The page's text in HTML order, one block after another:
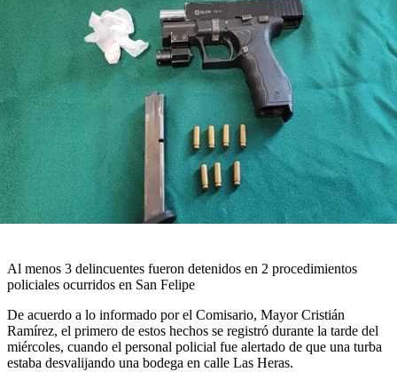
Al menos 3 delincuentes fueron detenidos en 2 procedimientos
policiales ocurridos en San Felipe
De acuerdo a lo informado por el Comisario, Mayor Cristián
Ramírez, el primero de estos hechos se registró durante la tarde del
miércoles, cuando el personal policial fue alertado de que una turba
estaba desvalijando una bodega en calle Las Heras.